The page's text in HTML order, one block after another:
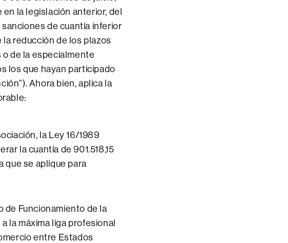
la legislación anterior, del
de cuantía inferior
la reducción de los plazos
de la especialmente
los que hayan participado
Ahora bien, aplica la
la Ley 16/1989
la cuantía de 901.518,15
que se aplique para
de Funcionamiento de la
la máxima liga profesional
entre Estados